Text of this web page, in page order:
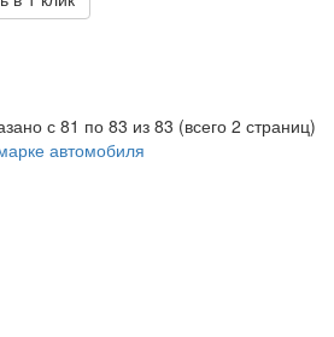
с 81 по 83 из 83 (всего 2 страниц)
автомобиля